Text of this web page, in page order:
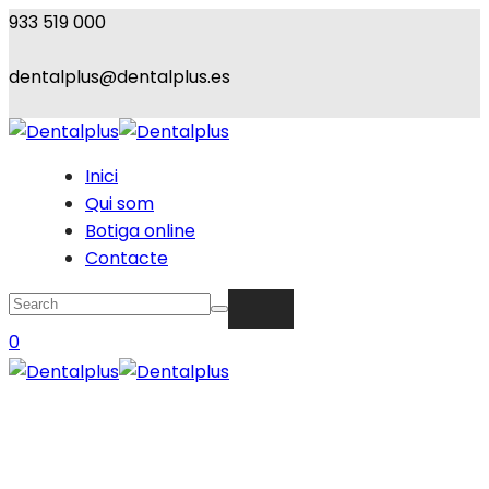
933 519 000
dentalplus@dentalplus.es
Inici
Qui som
Botiga online
Contacte
0